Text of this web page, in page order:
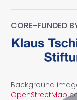
CORE-FUNDED
Background
OpenStreetMap